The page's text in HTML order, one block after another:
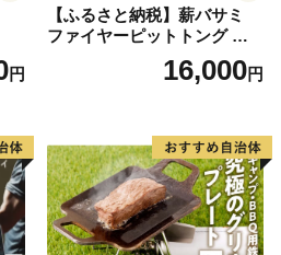
円
【ふるさと納税】薪バサミ
ファイヤーピットトング ソ
ロキャンプ用 コンパクト ス
テンレス材 軽量 アウトドア
い 繰り返し使える 日本製 安
心 鍛冶屋の頓珍漢 愛知県 送
料無料
16,000円